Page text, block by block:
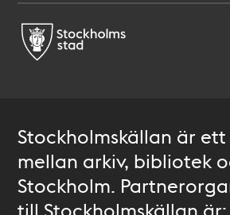
Stockholmskällan är
mellan arkiv, bibliotek
Stockholm.
till Stockholmskällan är: